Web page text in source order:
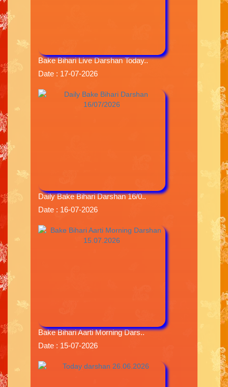
Bake Bihari Live Darshan Today..
Date : 17-07-2026
Daily Bake Bihari Darshan 16/0..
Date : 16-07-2026
Bake Bihari Aarti Morning Dars..
Date : 15-07-2026